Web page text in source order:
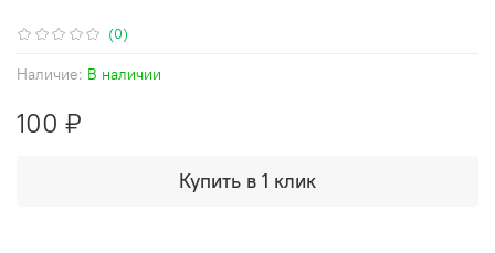
(0)
Наличие: В наличии
100 ₽
Купить в 1 клик